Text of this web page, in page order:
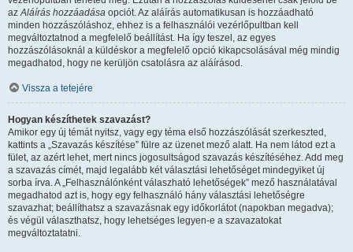
azAláírás hozzáadása opciót. Az aláírás automatikusan is hozzáadható
minden hozzászóláshoz, ehhez is a felhasználói vezérlőpultban kell
megváltoztatnod a megfelelő beállítást. Ha így teszel, az egyes
hozzászólásoknál a küldéskor a megfelelő opció kikapcsolásával még mindig
megadhatod, hogy ne kerüljön csatolásra az aláírásod.
Vissza a tetejére
Hogyan készíthetek szavazást?
Amikor egy új témát nyitsz, vagy egy téma első hozzászólását szerkeszted,
kattints a „Szavazás készítése” fülre az üzenet mező alatt. Ha nem látod ezt a
fület, az azért lehet, mert nincs jogosultságod szavazás készítéséhez. Add meg
a szavazás címét, majd legalább két választási lehetőséget mindegyiket új
sorba írva. A „Felhasználónként válaszható lehetőségek” mező használatával
megadhatod azt is, hogy egy felhasználó hány választási lehetőségre
szavazhat; beállíthatsz a szavazásnak egy időkorlátot (napokban megadva);
és végül választhatsz, hogy lehetséges legyen-e a szavazatokat
megváltoztatatni.